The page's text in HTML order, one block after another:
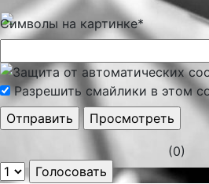
Символы на картинке*
Разрешить смайлики в этом
(0)